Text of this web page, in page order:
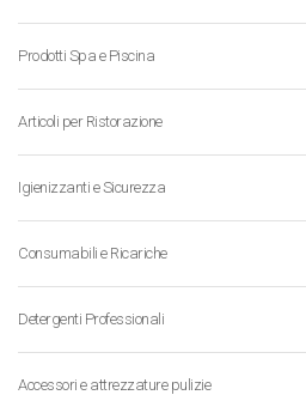
Prodotti Spa e Piscina
Articoli per Ristorazione
Igienizzanti e Sicurezza
Consumabili e Ricariche
Detergenti Professionali
Accessori e attrezzature pulizie